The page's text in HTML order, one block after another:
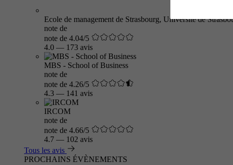
Ecole de management de Strasbourg, Université de
note de
note de 4.04/5
4.0 — 173 avis
MBS - School of Business
note de
note de 4.26/5
4.3 — 141 avis
IRCOM
note de
note de 4.66/5
4.7 — 102 avis
Tous les avis
PROCHAINS ÉVÈNEMENTS